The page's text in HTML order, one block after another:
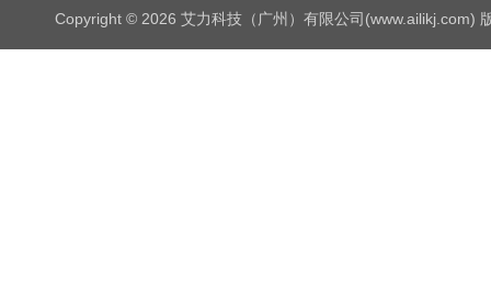
Copyright © 2026 艾力科技（广州）有限公司(www.ailikj.com)